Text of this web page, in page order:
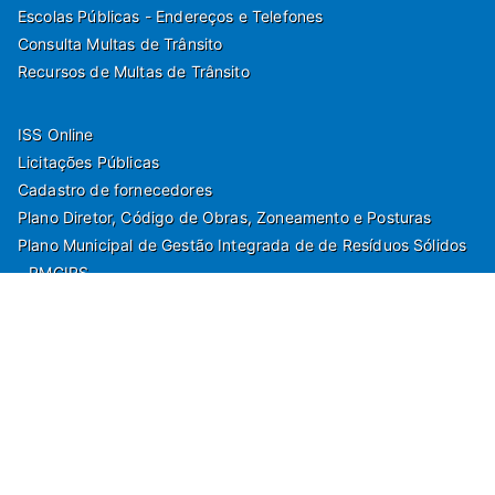
Escolas Públicas - Endereços e Telefones
Consulta Multas de Trânsito
Recursos de Multas de Trânsito
ISS Online
Licitações Públicas
Cadastro de fornecedores
Plano Diretor, Código de Obras, Zoneamento e Posturas
Plano Municipal de Gestão Integrada de de Resíduos Sólidos
- PMGIRS